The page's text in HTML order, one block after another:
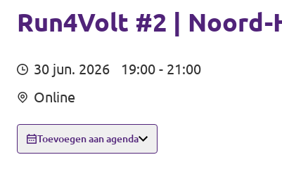
Volt Nederland
Volt Amsterdam
Mensen
Run4Volt #2 | Noord-
30 jun. 2026
19:00 - 21:00
Online
Toevoegen aan agenda